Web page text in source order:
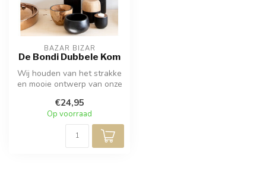
BAZAR BIZAR
De Bondi Dubbele Kom
Wij houden van het strakke
en mooie ontwerp van onze
teakhouten...
€24,95
Op voorraad